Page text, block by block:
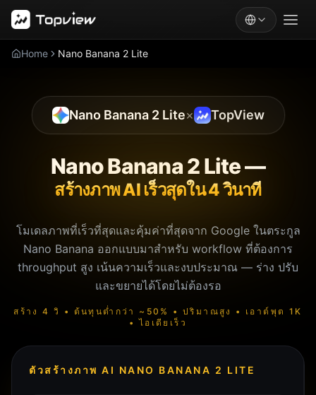
Home Nano Banana 2 Lite
Nano Banana 2 Lite× TopView
Nano Banana 2 Lite —
สร้างภาพ AI เร็วสุดใน 4 วินาที
โมเดลภาพที่เร็วที่สุดและคุ้มค่าที่สุดจาก Google ในตระกูล
Nano Banana ออกแบบมาสำหรับ workflow ที่ต้องการ
throughput สูง เน้นความเร็วและงบประมาณ — ร่าง ปรับ
และขยายได้โดยไม่ต้องรอ
สร้าง 4 วิ • ต้นทุนต่ำกว่า ~50% • ปริมาณสูง • เอาต์พุต 1K
• ไอเดียเร็ว
ตัวสร้างภาพ AI NANO BANANA 2 LITE